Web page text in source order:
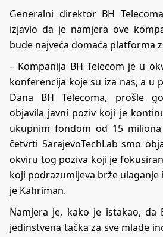
Generalni direktor BH
izjavio da je namjera ove
bude najveća domaća platforma
– Kompanija BH Telecom je u
konferencija koje su iza nas, a u
Dana BH Telecoma, prošle
objavila javni poziv koji je
ukupnim fondom od 15
četvrti SarajevoTechLab smo
okviru tog poziva koji je
koji podrazumijeva brže ulaganje
je Kahriman.
Namjera je, kako je istakao, da
jedinstvena tačka za sve mlade